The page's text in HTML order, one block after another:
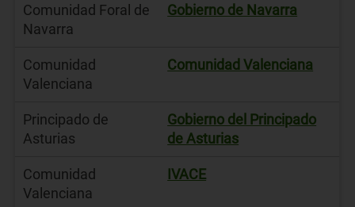
Comunidad Foral de
Navarra
Gobierno de Navarra
Comunidad
Valenciana
Comunidad Valenciana
Principado de
Asturias
Gobierno del Principado
de Asturias
Comunidad
Valenciana
IVACE